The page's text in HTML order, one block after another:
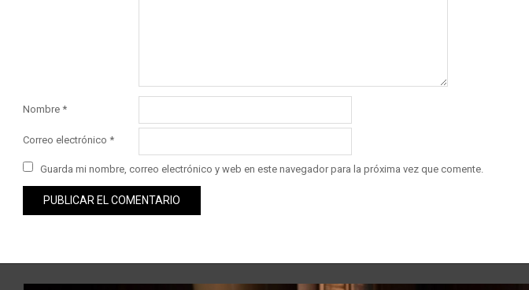
Nombre *
Correo electrónico *
Guarda mi nombre, correo electrónico y web en este navegador para la próxima vez que comente.